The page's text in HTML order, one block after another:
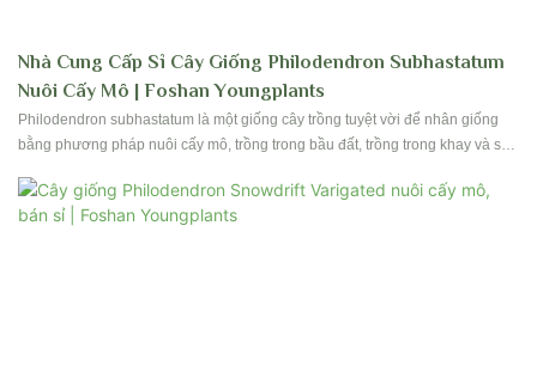
Nhà Cung Cấp Sỉ Cây Giống Philodendron Subhastatum
Nuôi Cấy Mô | Foshan Youngplants
Philodendron subhastatum là một giống cây trồng tuyệt vời để nhân giống
bằng phương pháp nuôi cấy mô, trồng trong bầu đất, trồng trong khay và sản
cho người trồng chuyên nghiệp, nhà bán buôn và nhà sản xuất cây cảnh.